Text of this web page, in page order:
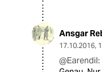
Ansgar
17.10.2016,
@Earendil: